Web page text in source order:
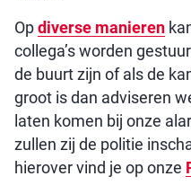
Opdiverse manieren
collega’s worden
de buurt zijn of als de
groot is dan adviseren
laten komen bij onze
zullen zij de politie
hierover vind je op onze